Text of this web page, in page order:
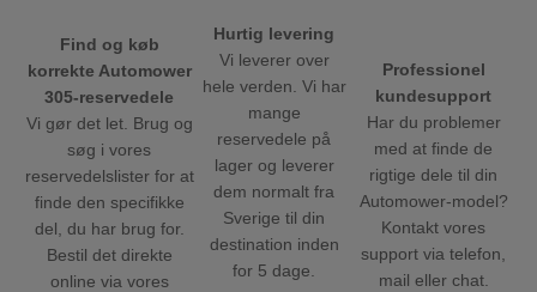
Find og køb
korrekte Automower
305-reservedele
Vi gør det let. Brug og
søg i vores
reservedelslister for at
finde den specifikke
del, du har brug for.
Bestil det direkte
online via vores
Hurtig levering
Vi leverer over
hele verden. Vi har
mange
reservedele på
lager og leverer
dem normalt fra
Sverige til din
destination inden
for 5 dage.
Professionel
kundesupport
Har du problemer
med at finde de
rigtige dele til din
Automower-model?
Kontakt vores
support via telefon,
mail eller chat.